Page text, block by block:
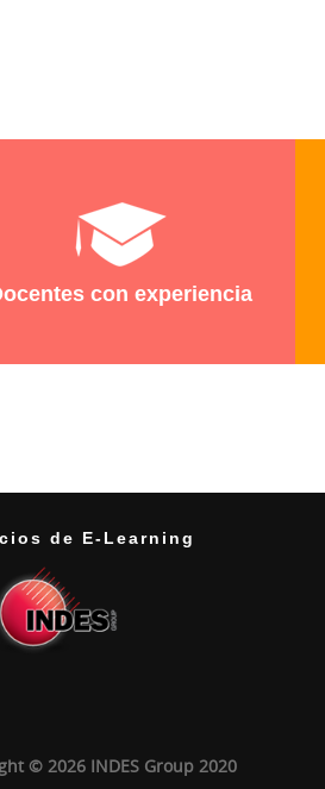
con experiencia
de E-Learning
© 2026 INDES Group 2020